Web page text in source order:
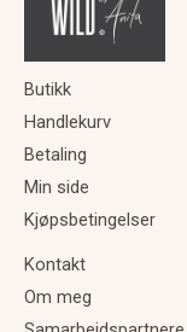
Butikk
Handlekurv
Betaling
Min side
Kjøpsbetingelser
Kontakt
Om meg